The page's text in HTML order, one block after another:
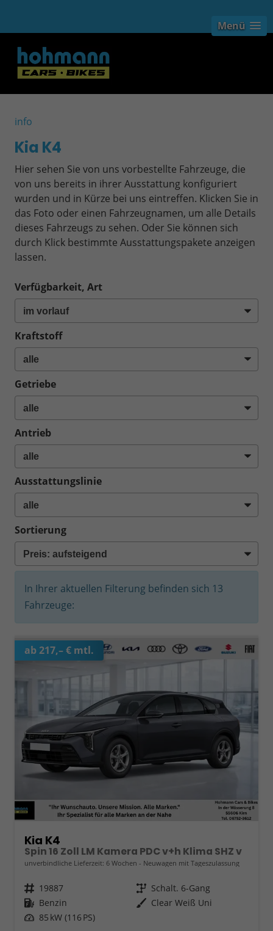
Menü
info
Kia K4
Hier sehen Sie von uns vorbestellte Fahrzeuge, die
von uns bereits in ihrer Ausstattung konfiguriert
wurden und in Kürze bei uns eintreffen. Klicken Sie in
das Foto oder einen Fahrzeugnamen, um alle Details
dieses Fahrzeugs zu sehen. Oder Sie können sich
durch Klick bestimmte Ausstattungspakete anzeigen
lassen.
Verfügbarkeit, Art
Kraftstoff
Getriebe
Antrieb
Ausstattungslinie
Sortierung
In Ihrer aktuellen Filterung befinden sich 13
Fahrzeuge:
ab 217,– € mtl.
Kia K4
Spin 16 Zoll LM Kamera PDC v+h Klima SHZ v
unverbindliche Lieferzeit: 6 Wochen Neuwagen mit Tageszulassung
Fahrzeugnr. 19887 Getriebe Schalt. 6-Gang
Kraftstoff Benzin Außenfarbe Clear Weiß Uni
Leistung 85 kW (116 PS)